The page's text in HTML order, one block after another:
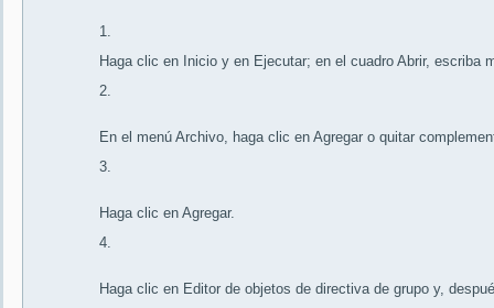
1.
Haga clic en Inicio y en Ejecutar; en el cuadro Abrir, escriba
2.
En el menú Archivo, haga clic en Agregar o quitar
3.
Haga clic en Agregar.
4.
Haga clic en Editor de objetos de directiva de grupo y,